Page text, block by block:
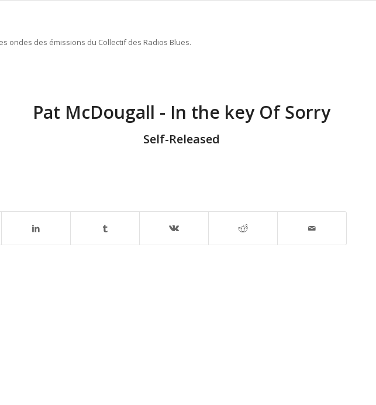
ondes des émissions du Collectif des Radios Blues.
Pat McDougall - In the key Of Sorry
Self-Released